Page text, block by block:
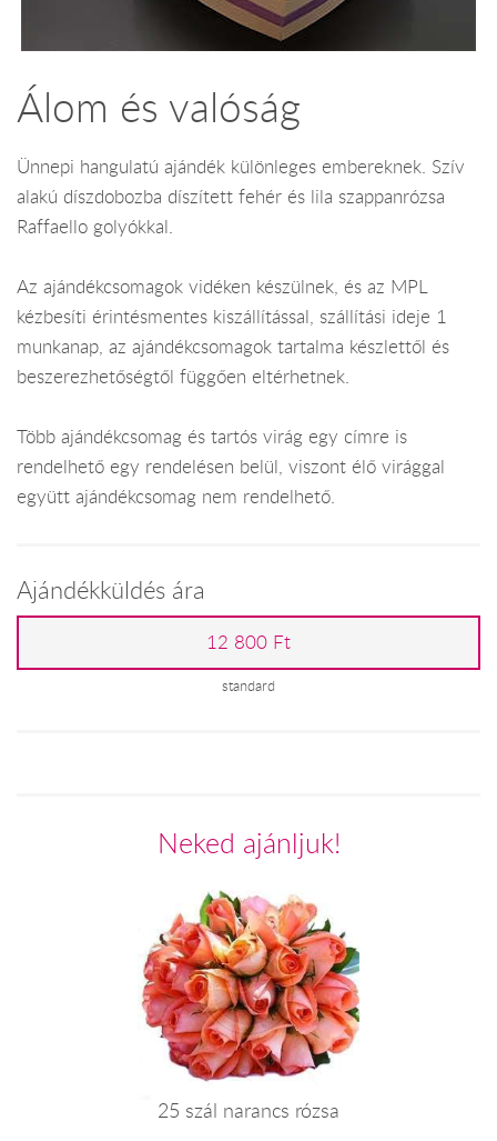
Álom és valóság
Ünnepi hangulatú ajándék különleges embereknek. Szív
alakú díszdobozba díszített fehér és lila szappanrózsa
Raffaello golyókkal.
Az ajándékcsomagok vidéken készülnek, és az MPL
kézbesíti érintésmentes kiszállítással, szállítási ideje 1
munkanap, az ajándékcsomagok tartalma készlettől és
beszerezhetőségtől függően eltérhetnek.
Több ajándékcsomag és tartós virág egy címre is
rendelhető egy rendelésen belül, viszont élő virággal
együtt ajándékcsomag nem rendelhető.
Ajándékküldés ára
12 800 Ft
standard
Neked ajánljuk!
25 szál narancs rózsa